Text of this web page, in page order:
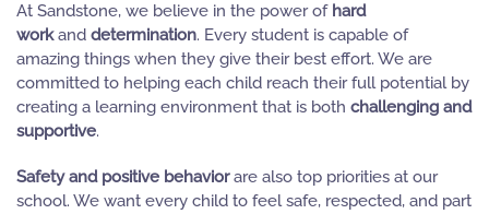
At Sandstone, we believe in the power of hard
work and determination. Every student is capable of
amazing things when they give their best effort. We are
committed to helping each child reach their full potential by
creating a learning environment that is both challenging and
supportive.
Safety and positive behavior are also top priorities at our
school. We want every child to feel safe, respected, and part